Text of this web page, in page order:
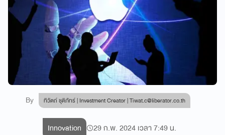
By ทิวัตถ์ ชุติภัทร์ | Investment Creator |Tiwat.c@liberator.co.th
Innovation 29 ก.พ. 2024 เวลา 7:49 น.